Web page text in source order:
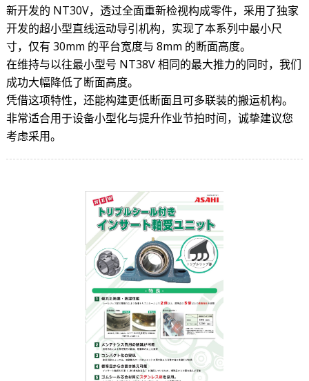
新开发的 NT30V，透过全面重新检视构成零件，采用了独家
开发的超小型直线运动导引机构，实现了本系列中最小尺
寸，仅有 30mm 的平台宽度与 8mm 的断面高度。
在维持与以往最小型号 NT38V 相同的最大推力的同时，我们
成功大幅降低了断面高度。
凭借这项特性，还能构建更低断面且可多联装的搬运机构。
非常适合用于设备小型化与提升作业节拍时间，诚挚建议您
考虑采用。